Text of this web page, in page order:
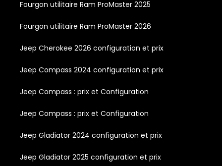
Fourgon utilitaire Ram ProMaster 2025
Fourgon utilitaire Ram ProMaster 2026
Jeep Cherokee 2026 configuration et prix
Jeep Compass 2024 configuration et prix
Jeep Compass : prix et Configuration
Jeep Compass : prix et Configuration
Jeep Gladiator 2024 configuration et prix
Jeep Gladiator 2025 configuration et prix